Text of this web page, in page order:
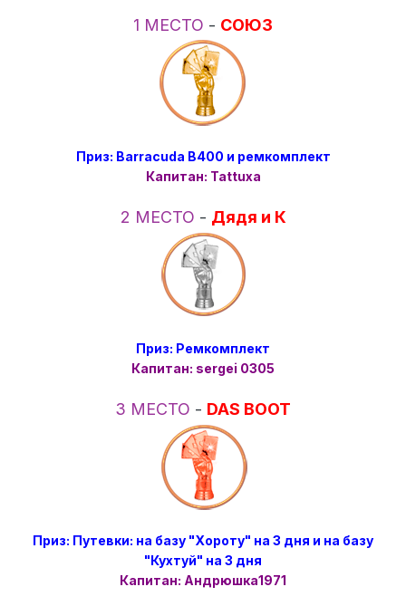
1 МЕСТО - СОЮЗ
Приз: Barracuda B400 и ремкомплект
Капитан: Tattuxa
2 МЕСТО - Дядя и К
Приз: Ремкомплект
Капитан: sergei 0305
3 МЕСТО - DAS BOOT
Приз: Путевки: на базу "Хороту" на 3 дня и на базу
"Кухтуй" на 3 дня
Капитан: Андрюшка1971